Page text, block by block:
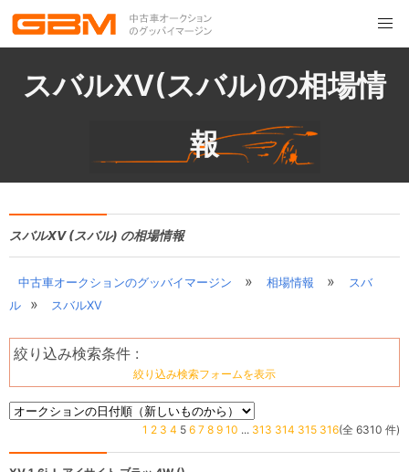
スバルXV(スバル)の相場情
報
スバルXV (スバル) の相場情報
中古車オークションのグッバイマージン » 相場情報 »
スバ
ル
» スバルXV
絞り込み検索条件 :
絞り込み検索フォームを表示
1 2 3 4 5 6 7 8 9 10 ... 313 314 315 316(全 6310 件)